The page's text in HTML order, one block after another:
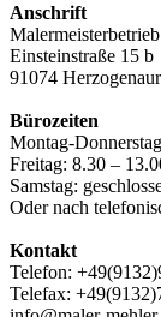
Anschrift
Einsteinstraße 15 b
91074
Bürozeiten
Montag-
Freitag: 8.30 –
Samstag:
Oder nach
Kontakt
Telefon:
Telefax: